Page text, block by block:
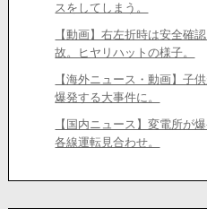
スをしてしまう。
【動画】右左折時は安全確
故。ヒヤリハットの様子。
【海外ニュース・動画】子
爆発する大事件に。
【国内ニュース】変電所が
各線運転見合わせ。